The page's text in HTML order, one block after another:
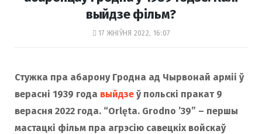
выйдзе фільм?
17 ЖНІЎНЯ 2022, 16:07
Стужка пра абарону Гродна ад Чырвонай арміі ў
верасні 1939 года выйдзе ў польскі пракат 9
верасня 2022 года. “Orlęta. Grodno ’39” – першы
мастацкі фільм пра агрэсію савецкіх войскаў